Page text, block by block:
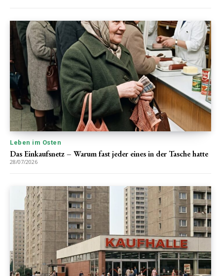
Leben im Osten
Das Einkaufsnetz – Warum fast jeder eines in der Tasche hatte
28/07/2026